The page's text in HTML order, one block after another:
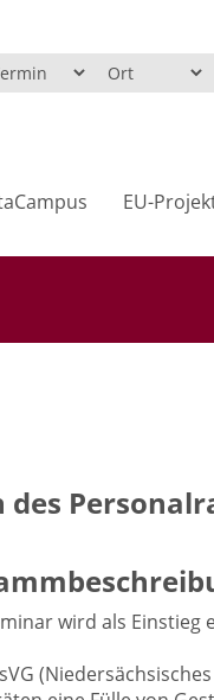
EU-
des
wird als Einstieg